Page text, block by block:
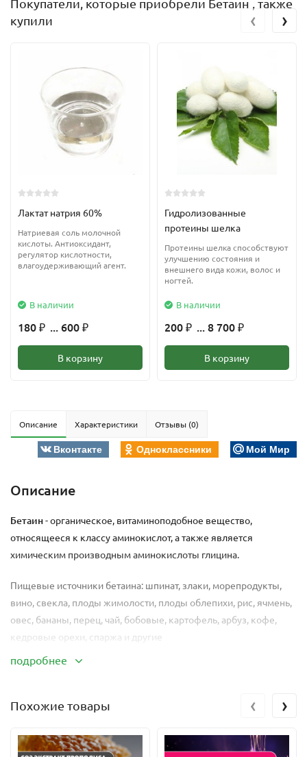
Покупатели, которые приобрели Бетаин , также
купили
Лактат натрия 60%
Натриевая соль молочной
кислоты. Антиоксидант,
регулятор кислотности,
влагоудерживающий агент.
В наличии
180 ₽ ... 600 ₽
В корзину
Гидролизованные
протеины шелка
Протеины шелка способствуют
улучшению состояния и
внешнего вида кожи, волос и
ногтей.
В наличии
200 ₽ ... 8 700 ₽
В корзину
‹ ›
Описание Характеристики Отзывы (0)
Вконтакте Одноклассники Мой Мир
Описание
Бетаин- органическое, витаминоподобное вещество,
относящееся к классу аминокислот, а также является
химическим производным аминокислоты глицина.
Пищевые источники бетаина: шпинат, злаки, морепродукты,
вино, свекла, плоды жимолости, плоды облепихи, рис, ячмень,
овес, бананы, перец, чай, бобовые, картофель, арбуз, кофе,
кедровые орехи, спаржа и другие
INCI:Betain
Норма ввода от производителя:
Шампуни для волос - 3,5%
Пенка для очищения лица для чувствительной кожи - 3-4%
подробнее
Похожие товары ‹ ›